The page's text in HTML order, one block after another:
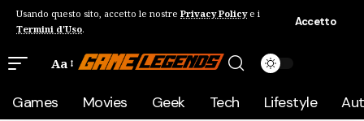
Usando questo sito, accetto le nostre Privacy Policye i
Termini d'Uso.
Accetto
Aa
Games Movies Geek Tech Lifestyle